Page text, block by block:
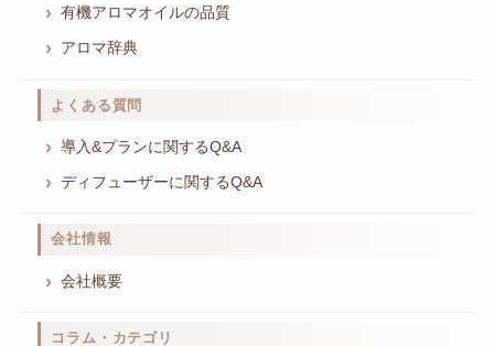
有機アロマオイルの品質
アロマ辞典
よくある質問
導入&プランに関するQ&A
ディフューザーに関するQ&A
会社情報
会社概要
コラム・カテゴリ